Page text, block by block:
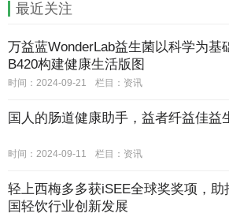
最近关注
万益蓝WonderLab益生菌以科学为基
B420构建健康生活版图
时间：2024-09-21 栏目： 资讯
国人的肠道健康助手，益者纤益佳益
时间：2024-09-11 栏目： 资讯
轻上西梅多多获iSEE全球奖奖项，助
国轻饮行业创新发展